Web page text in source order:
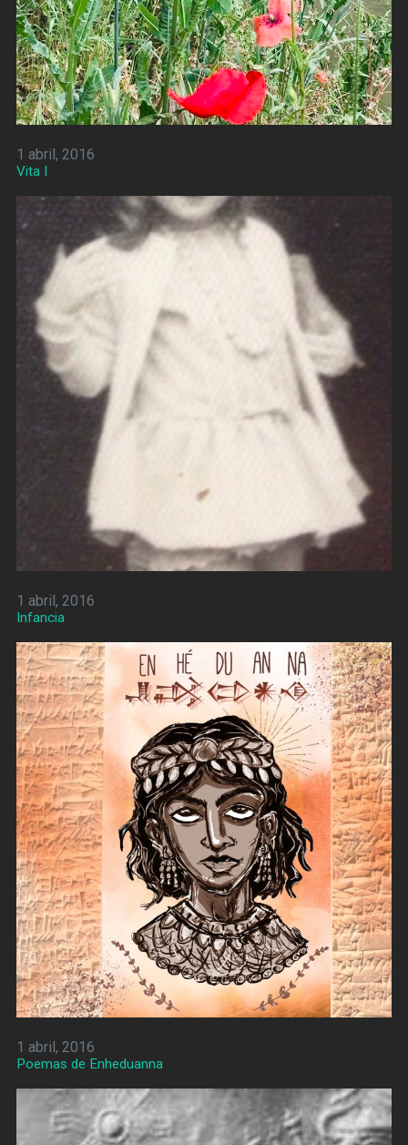
1 abril, 2016
Vita I
1 abril, 2016
Infancia
1 abril, 2016
Poemas de Enheduanna